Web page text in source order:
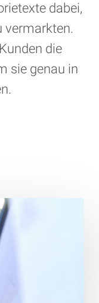
dabei,
vermarkten.
die
sie genau in